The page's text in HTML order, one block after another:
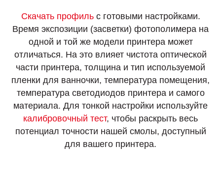
Скачать профильс готовыми настройками.
Время экспозиции (засветки) фотополимера на
одной и той же модели принтера может
отличаться. На это влияет чистота оптической
части принтера, толщина и тип используемой
пленки для ванночки, температура помещения,
температура светодиодов принтера и самого
материала. Для тонкой настройки используйте
калибровочный тест, чтобы раскрыть весь
потенциал точности нашей смолы, доступный
для вашего принтера.